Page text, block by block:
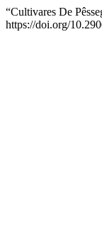
“Cultivares De
https://doi.org/